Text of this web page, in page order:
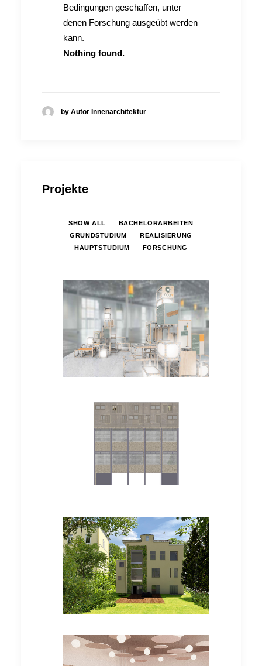
Bedingungen geschaffen, unter
denen Forschung ausgeübt werden
kann.
Nothing found.
by Autor Innenarchitektur
Projekte
SHOW ALL
BACHELORARBEITEN
GRUNDSTUDIUM
REALISIERUNG
HAUPTSTUDIUM
FORSCHUNG
Bachelorarbeiten
Bachelorarbeiten
Bachelorarbeiten